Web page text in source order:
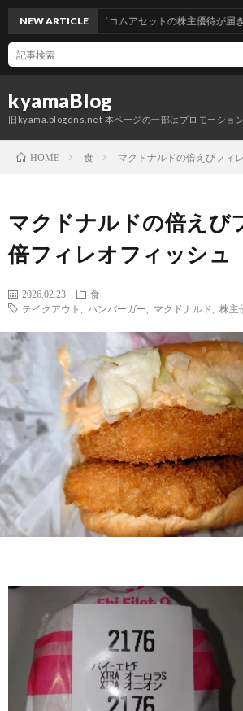
kyamaBlog
旧kyama.blogdns.net 本ページの一部はプロモーショ
NEW ARTICLE
グッドコムアセットの株主優待が届きまし
HOME 食 マクドナルドの倍えびフィ
マクドナルドの倍えび
倍フィレオフィッシュ
2026.02.23
食
テイクアウト
ハンバーガー マクドナルド 株主